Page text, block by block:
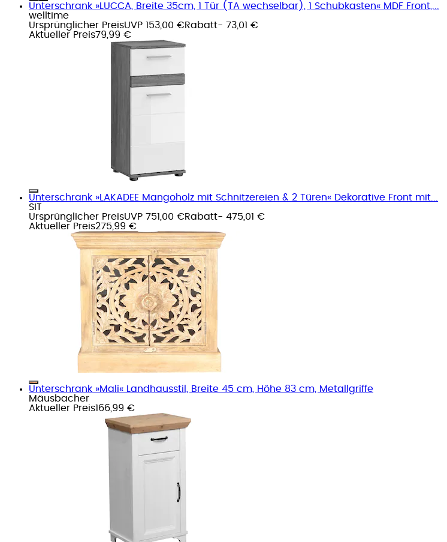
Unterschrank »LUCCA, Breite 35cm, 1 Tür (TA wechselbar), 1 Schubkasten« MDF Front,...
welltime
Ursprünglicher PreisUVP 153,00 €Rabatt- 73,01 €
Aktueller Preis79,99 €
Unterschrank »LAKADEE Mangoholz mit Schnitzereien & 2 Türen« Dekorative Front mit...
SIT
Ursprünglicher PreisUVP 751,00 €Rabatt- 475,01 €
Aktueller Preis275,99 €
Unterschrank »Mali« Landhausstil, Breite 45 cm, Höhe 83 cm, Metallgriffe
Mäusbacher
Aktueller Preis166,99 €